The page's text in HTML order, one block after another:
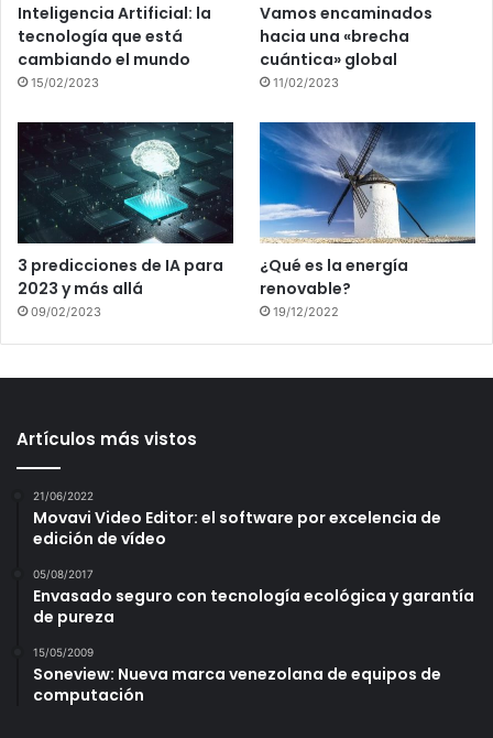
Inteligencia Artificial: la
tecnología que está
cambiando el mundo
15/02/2023
Vamos encaminados
hacia una «brecha
cuántica» global
11/02/2023
3 predicciones de IA para
2023 y más allá
09/02/2023
¿Qué es la energía
renovable?
19/12/2022
Artículos más vistos
21/06/2022
Movavi Video Editor: el software por excelencia de
edición de vídeo
05/08/2017
Envasado seguro con tecnología ecológica y garantía
de pureza
15/05/2009
Soneview: Nueva marca venezolana de equipos de
computación